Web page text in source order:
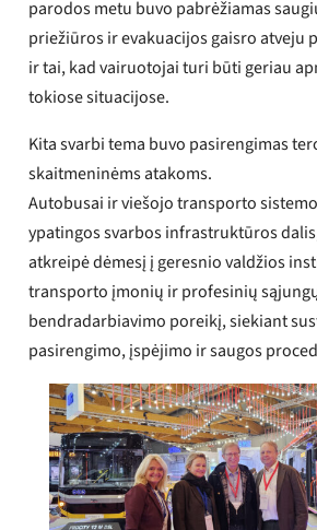
parodos metu buvo pabrėžiamas
priežiūros ir evakuacijos gaisro atveju
ir tai, kad vairuotojai turi būti geriau
tokiose situacijose.
Kita svarbi tema buvo pasirengimas
skaitmeninėms atakoms.
Autobusai ir viešojo transporto
ypatingos svarbos infrastruktūros
atkreipė dėmesį į geresnio valdžios
transporto įmonių ir profesinių
bendradarbiavimo poreikį, siekiant
pasirengimo, įspėjimo ir saugos